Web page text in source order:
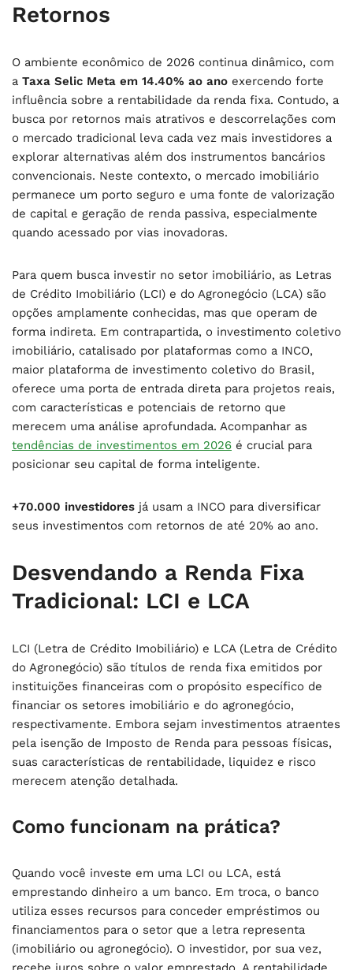
Retornos
O ambiente econômico de 2026 continua dinâmico, com
a Taxa Selic Meta em 14.40% ao ano exercendo forte
influência sobre a rentabilidade da renda fixa. Contudo, a
busca por retornos mais atrativos e descorrelações com
o mercado tradicional leva cada vez mais investidores a
explorar alternativas além dos instrumentos bancários
convencionais. Neste contexto, o mercado imobiliário
permanece um porto seguro e uma fonte de valorização
de capital e geração de renda passiva, especialmente
quando acessado por vias inovadoras.
Para quem busca investir no setor imobiliário, as Letras
de Crédito Imobiliário (LCI) e do Agronegócio (LCA) são
opções amplamente conhecidas, mas que operam de
forma indireta. Em contrapartida, o investimento coletivo
imobiliário, catalisado por plataformas como a INCO,
maior plataforma de investimento coletivo do Brasil,
oferece uma porta de entrada direta para projetos reais,
com características e potenciais de retorno que
merecem uma análise aprofundada. Acompanhar as
tendências de investimentos em 2026 é crucial para
posicionar seu capital de forma inteligente.
+70.000 investidores já usam a INCO para diversificar
seus investimentos com retornos de até 20% ao ano.
Desvendando a Renda Fixa
Tradicional: LCI e LCA
LCI (Letra de Crédito Imobiliário) e LCA (Letra de Crédito
do Agronegócio) são títulos de renda fixa emitidos por
instituições financeiras com o propósito específico de
financiar os setores imobiliário e do agronegócio,
respectivamente. Embora sejam investimentos atraentes
pela isenção de Imposto de Renda para pessoas físicas,
suas características de rentabilidade, liquidez e risco
merecem atenção detalhada.
Como funcionam na prática?
Quando você investe em uma LCI ou LCA, está
emprestando dinheiro a um banco. Em troca, o banco
utiliza esses recursos para conceder empréstimos ou
financiamentos para o setor que a letra representa
(imobiliário ou agronegócio). O investidor, por sua vez,